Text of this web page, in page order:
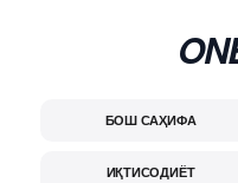
БОШ САҲИФА
ИҚТИСОДИЁТ